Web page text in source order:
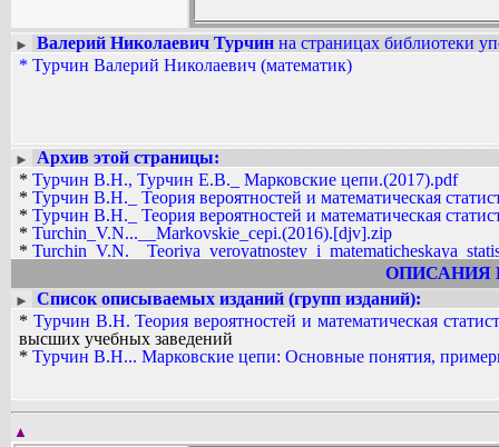
Вадим Ершов...
► Валерий Николаевич Турчин на страницах библиотеки
* Турчин Валерий Николаевич (математик)
►
Архив этой страницы:
* Турчин В.Н., Турчин Е.В._ Марковские цепи.(2017).pdf
* Турчин В.Н._ Теория вероятностей и математическая
* Турчин В.Н._ Теория вероятностей и математическая
* Turchin_V.N...__Markovskie_cepi.(2016).[djv].zip
*
ОПИСАНИЯ
►
Список описываемых изданий (групп изданий):
* Турчин В.Н. Теория вероятностей и математическая
высших учебных заведений
* Турчин В.Н... Марковские цепи: Основные понятия,
▲